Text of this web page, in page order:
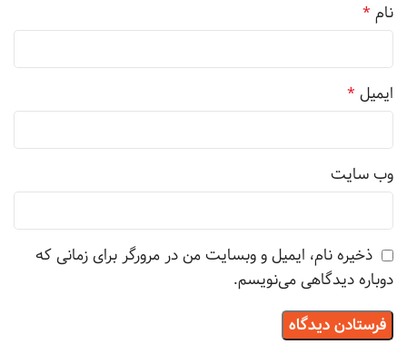
نام *
ایمیل *
وب‌ سایت
ذخیره نام، ایمیل و وبسایت من در مرورگر برای زمانی که
دوباره دیدگاهی می‌نویسم.